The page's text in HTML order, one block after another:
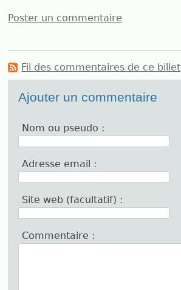
Poster un commentaire
Fil des commentaires de ce billet
Ajouter un commentaire
Nom ou pseudo :
Adresse email :
Site web (facultatif) :
Commentaire :